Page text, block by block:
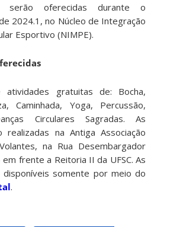
serão oferecidas durante o
2024.1, no Núcleo de Integração
Esportivo (NIMPE).
gratuitas de: Bocha,
Caminhada, Yoga, Percussão,
Circulares Sagradas. As
realizadas na Antiga Associação
na Rua Desembargador
frente a Reitoria II da UFSC. As
disponíveis somente por meio do
.